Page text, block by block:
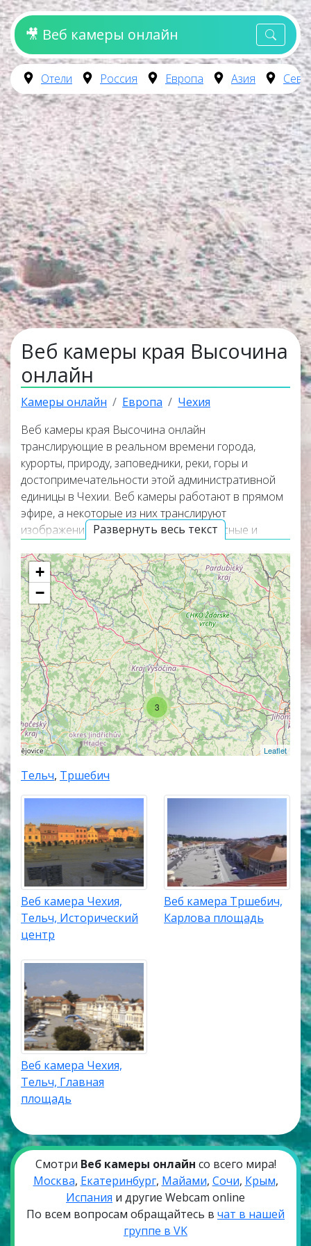
🎥 Веб камеры онлайн
Отели Россия Европа Азия
Веб камеры края Высочина
онлайн
Камеры онлайн Европа Чехия
Развернуть весь текст
Веб камеры края Высочина онлайн
транслирующие в реальном времени города,
курорты, природу, заповедники, реки, горы и
достопримечательности этой административной
единицы в Чехии. Веб камеры работают в прямом
эфире, а некоторые из них транслируют
изображение со звуком. Самые интересные и
верхней части списка трансляций. Карта онлайн
веб камер покажет точное местоположение всех
веб камер на территории края Высочина.
Край Высочина расположен на юго-востоке
исторической области Богемия и на юго-западе
области Моравия, на юге центральной части
Чехии. Он граничит с Пардубицким краем на
северо-востоке, Среднечешским краем на северо-
западе, Южно-Моравским краем на востоке и юго-
востоке, а также Южно-Чешским краем на юге и
юго-западе.
Численность населения края Высочина около 505
600 человек, а его площадь 6796 км². Он занимает
12-е место по численности населения среди краев
Чехии и 5-е место по площади территории.
Столица и крупнейший город — Йиглава.
Крупнейшие города края Высочина: Йиглава с
населением около 50 860 человек, Тршебич (38
700 человек), Гавличкув-Брод (24 300), Ждяр-над-
Сазавоу (23 860) и Пельгржимов (16 500).
небольшой город Гумполец, исторический городок
Яромержице-над-Рокитноу, средневековый замок
Яромержице-над-Рокитноу, старинный городок
Хотеборж, основанный в конце XII веке,
средневековый городок Горни-Церекев, замок
Жировнице в готическом стиле, первые
упоминания о котором датированы в 1358 годом.
3
+
−
Leaflet
Тельч, Тршебич
Веб камера Чехия,
Тельч, Исторический
центр
Веб камера Тршебич,
Карлова площадь
Веб камера Чехия,
Тельч, Главная
площадь
Смотри Веб камеры онлайн со всего мира!
Москва, Екатеринбург, Майами, Сочи, Крым,
Испания и другие Webcam online
По всем вопросам обращайтесь в чат в нашей
группе в VK